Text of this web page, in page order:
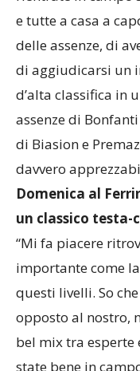
rientrate in campo
e tutte a casa a
delle assenze, di
di aggiudicarsi un
d’alta classifica in
assenze di
di Biasion e
davvero
Domenica al
“Mi fa piacere
importante come
questi livelli. So
opposto al nostro,
bel mix tra esperte